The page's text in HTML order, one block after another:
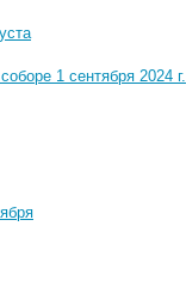
1 сентября 2024 г.